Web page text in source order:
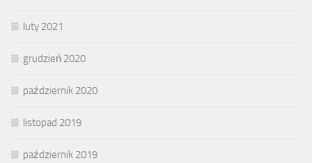
luty 2021
grudzień 2020
październik 2020
listopad 2019
październik 2019